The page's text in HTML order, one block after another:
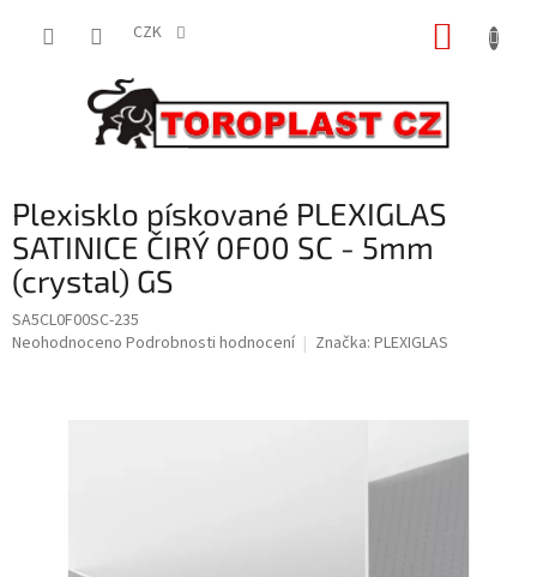
CZK
Plexisklo pískované PLEXIGLAS
SATINICE ČIRÝ 0F00 SC - 5mm
(crystal) GS
SA5CL0F00SC-235
Průměrné
Neohodnoceno Podrobnosti hodnocení Značka: PLEXIGLAS